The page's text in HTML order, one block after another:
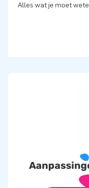
Alles wat je moet